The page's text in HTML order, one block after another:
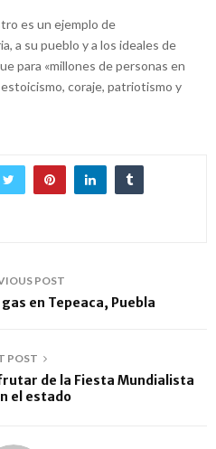
es un ejemplo de
a su pueblo y a los ideales de
para «millones de personas en
coraje, patriotismo y
POST
en Tepeaca, Puebla
POST
de la Fiesta Mundialista
el estado